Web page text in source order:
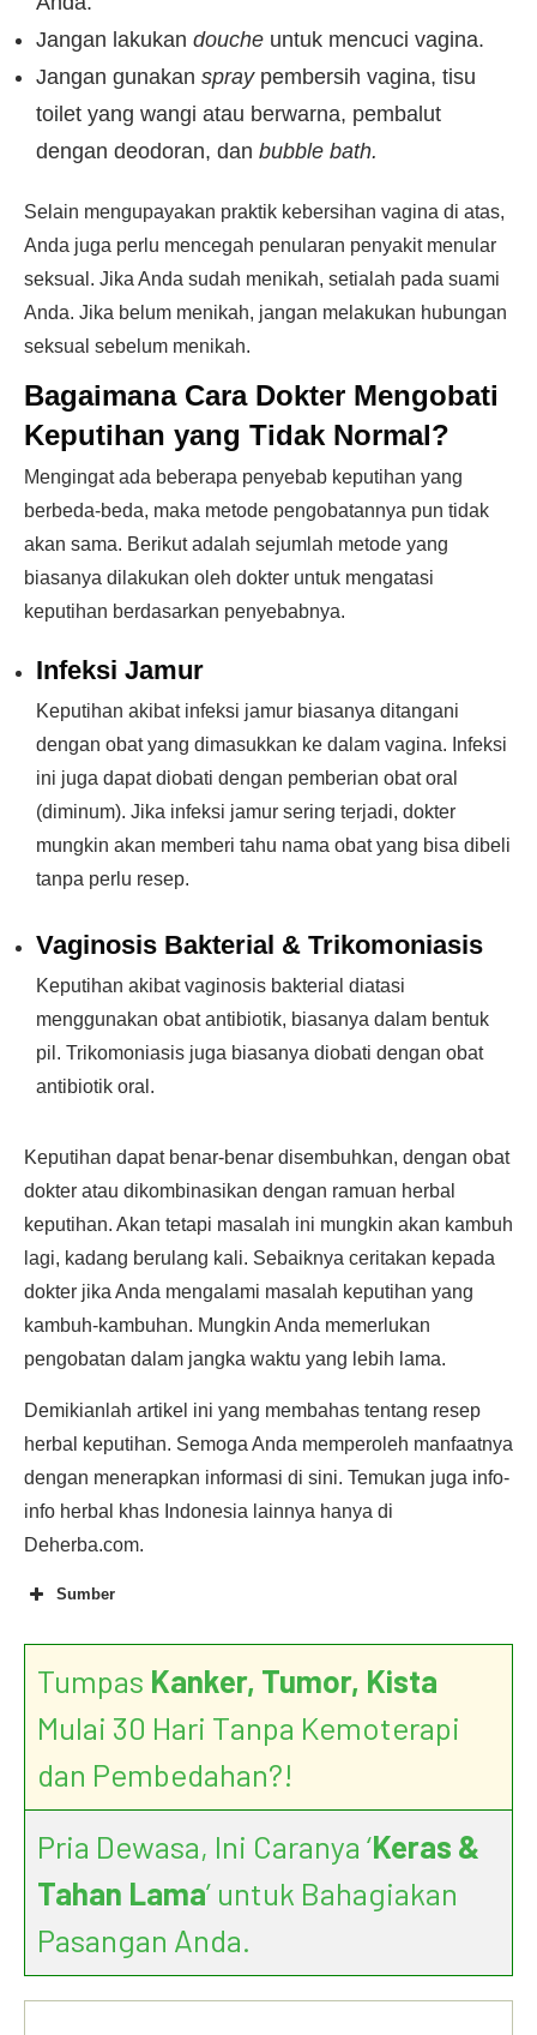
Jangan lakukan douche untuk mencuci vagina.
Jangan gunakan spraypembersih vagina, tisu
toilet yang wangi atau berwarna, pembalut
dengan deodoran, dan bubble bath.
Selain mengupayakan praktik kebersihan vagina di atas,
Anda juga perlu mencegah penularan penyakit menular
seksual. Jika Anda sudah menikah, setialah pada suami
Anda. Jika belum menikah, jangan melakukan hubungan
seksual sebelum menikah.
Bagaimana Cara Dokter Mengobati
Keputihan yang Tidak Normal?
Mengingat ada beberapa penyebab keputihan yang
berbeda-beda, maka metode pengobatannya pun tidak
akan sama. Berikut adalah sejumlah metode yang
biasanya dilakukan oleh dokter untuk mengatasi
keputihan berdasarkan penyebabnya.
Infeksi Jamur
Keputihan akibat infeksi jamur biasanya ditangani
dengan obat yang dimasukkan ke dalam vagina. Infeksi
ini juga dapat diobati dengan pemberian obat oral
(diminum). Jika infeksi jamur sering terjadi, dokter
mungkin akan memberi tahu nama obat yang bisa dibeli
tanpa perlu resep.
Vaginosis Bakterial & Trikomoniasis
Keputihan akibat vaginosis bakterial diatasi
menggunakan obat antibiotik, biasanya dalam bentuk
pil. Trikomoniasis juga biasanya diobati dengan obat
antibiotik oral.
Keputihan dapat benar-benar disembuhkan, dengan obat
dokter atau dikombinasikan dengan ramuan herbal
keputihan. Akan tetapi masalah ini mungkin akan kambuh
lagi, kadang berulang kali. Sebaiknya ceritakan kepada
dokter jika Anda mengalami masalah keputihan yang
kambuh-kambuhan. Mungkin Anda memerlukan
pengobatan dalam jangka waktu yang lebih lama.
Demikianlah artikel ini yang membahas tentang resep
herbal keputihan. Semoga Anda memperoleh manfaatnya
dengan menerapkan informasi di sini. Temukan juga info-
info herbal khas Indonesia lainnya hanya di
Deherba.com.
Sumber
Tumpas Kanker, Tumor, Kista
Mulai 30 Hari Tanpa Kemoterapi
dan Pembedahan?!
Pria Dewasa, Ini Caranya ‘Keras &
Tahan Lama’ untuk Bahagiakan
Pasangan Anda.